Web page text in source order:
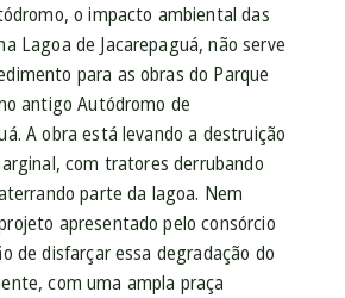
o impacto ambiental das
Lagoa de Jacarepaguá, não serve
para as obras do Parque
antigo Autódromo de
A obra está levando a destruição
com tratores derrubando
parte da lagoa. Nem
apresentado pelo consórcio
de disfarçar essa degradação do
com uma ampla praça